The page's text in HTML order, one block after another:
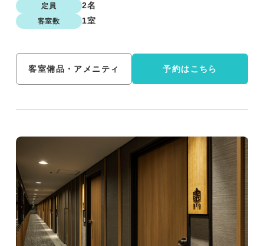
定員 2名
客室数 1室
客室備品・アメニティ 予約はこちら